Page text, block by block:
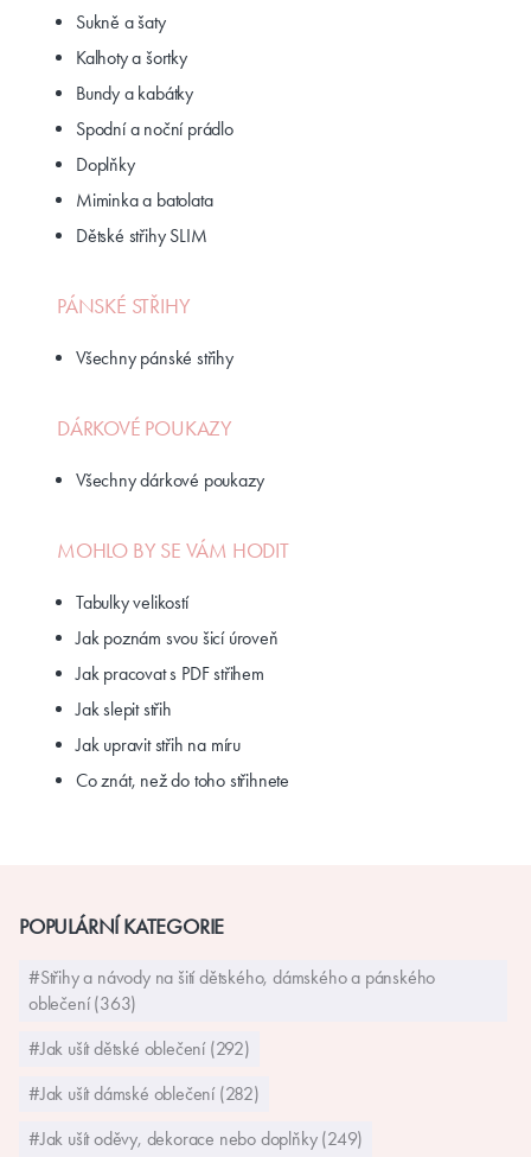
Sukně a šaty
Kalhoty a šortky
Bundy a kabátky
Spodní a noční prádlo
Doplňky
Miminka a batolata
Dětské střihy SLIM
PÁNSKÉ STŘIHY
Všechny pánské střihy
DÁRKOVÉ POUKAZY
Všechny dárkové poukazy
MOHLO BY SE VÁM HODIT
Tabulky velikostí
Jak poznám svou šicí úroveň
Jak pracovat s PDF střihem
Jak slepit střih
Jak upravit střih na míru
Co znát, než do toho střihnete
POPULÁRNÍ KATEGORIE
#Střihy a návody na šití dětského, dámského a pánského
oblečení (363)
#Jak ušít dětské oblečení (292)
#Jak ušít dámské oblečení (282)
#Jak ušít oděvy, dekorace nebo doplňky (249)